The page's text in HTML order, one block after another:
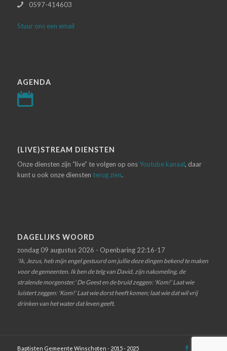
0597-414603
Stuur ons een email
AGENDA
(LIVE)STREAM DIENSTEN
Onze diensten zijn “live” te volgen op onsYoutube kanaal, daar
kunt u ook onze diensten terug zien.
DAGELIJKS WOORD
zondag 09 augustus 2026 - Openbaring 22:16-17
'Ik, Jezus, heb mijn engel gestuurd om jullie deze dingen bekend te maken
voor de gemeenten. Ik ben de telg van David, zijn nakomeling, de
stralende morgenster.' De Geest en de bruid zeggen: 'Kom!' Laat wie
luistert zeggen: 'Kom!' Laat wie dorst heeft komen; laat wie dat wil vrij
drinken van het water dat leven geeft.
Baptisten Gemeente Winschoten - 2015 - 2025